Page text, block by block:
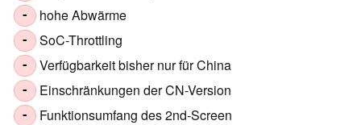
- hohe Abwärme
- SoC-Throttling
- Verfügbarkeit bisher nur für China
- Einschränkungen der CN-Version
- Funktionsumfang des 2nd-Screen